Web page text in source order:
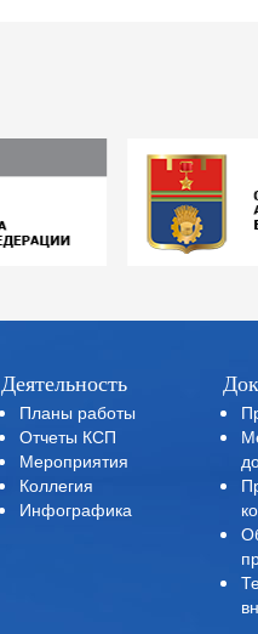
Деятельность
Планы работы
Отчеты КСП
Мероприятия
Коллегия
Инфографика